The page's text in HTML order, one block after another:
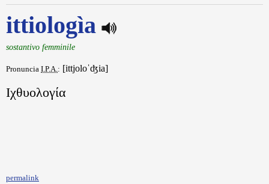
ittiologìa
sostantivo femminile
Pronuncia I.P.A.: [ittjoloˈʤia]
Ιχθυολογία
permalink